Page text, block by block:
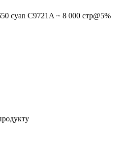
cyan C9721A ~ 8 000 стр@5%